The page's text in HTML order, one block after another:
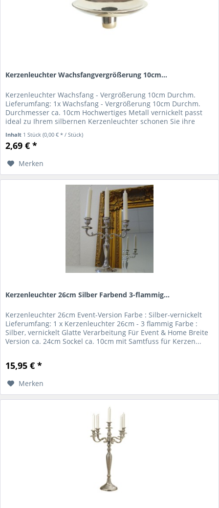
Kerzenleuchter Wachsfangvergrößerung 10cm...
Kerzenleuchter Wachsfang - Vergrößerung 10cm Durchm.
Lieferumfang: 1x Wachsfang - Vergrößerung 10cm Durchm.
Durchmesser ca. 10cm Hochwertiges Metall vernickelt passt
ideal zu Ihrem silbernen Kerzenleuchter schonen Sie ihre
Inhalt 1 Stück(0,00 € * / Stück)
2,69 € *
Merken
Kerzenleuchter 26cm Silber Farbend 3-flammig...
Kerzenleuchter 26cm Event-Version Farbe : Silber-vernickelt
Lieferumfang: 1 x Kerzenleuchter 26cm - 3 flammig Farbe :
Silber, vernickelt Glatte Verarbeitung Für Event & Home Breite
Version ca. 24cm Sockel ca. 10cm mit Samtfuss für Kerzen...
15,95 € *
Merken